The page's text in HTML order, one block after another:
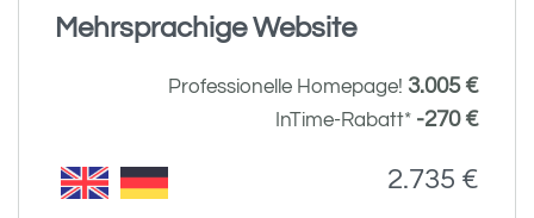
Mehrsprachige Website
Professionelle Homepage! 3.005 €
InTime-Rabatt* -270 €
2.735 €